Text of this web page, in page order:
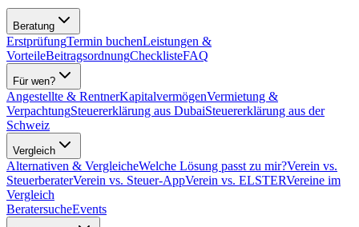
Beratung
ErstprüfungTermin buchenLeistungen &
VorteileBeitragsordnungChecklisteFAQ
Für wen?
Angestellte & RentnerKapitalvermögenVermietung &
VerpachtungSteuererklärung aus DubaiSteuererklärung aus der
Schweiz
Vergleich
Alternativen & VergleicheWelche Lösung passt zu mir?Verein vs.
SteuerberaterVerein vs. Steuer-AppVerein vs. ELSTERVereine im
Vergleich
BeratersucheEvents